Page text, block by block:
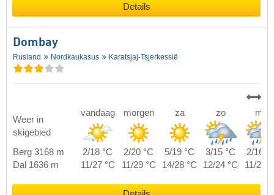
Details
Dombay
Rusland Nordkaukasus Karatsjaj-Tsjerkessië
Weer in
skigebied
vandaag morgen za zo ma
Berg 3168 m 2/18 °C 2/20 °C 5/19 °C 3/15 °C
2/16
Dal 1636 m
11/27 °C 11/29 °C 14/28 °C 12/24 °C 11/25